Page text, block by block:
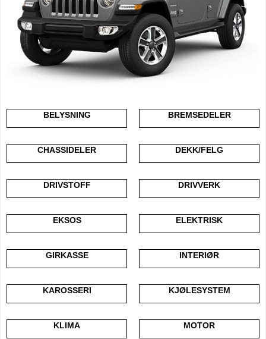
BELYSNING BREMSEDELER
CHASSIDELER DEKK/FELG
DRIVSTOFF DRIVVERK
EKSOS ELEKTRISK
GIRKASSE INTERIØR
KAROSSERI KJØLESYSTEM
KLIMA MOTOR